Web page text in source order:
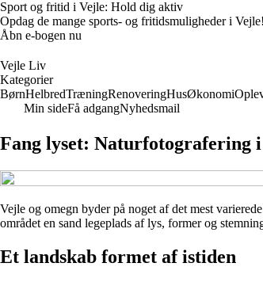
Sport og fritid i Vejle: Hold dig aktiv
Opdag de mange sports- og fritidsmuligheder i
Åbn e-bogen nu
Vejle Liv
Kategorier
BørnHelbredTræningRenoveringHusØkonomi
Min sideFå adgangNyhedsmail
Fang lyset: Naturfotografering
Vejle og omegn byder på noget af det mest
området en sand legeplads af lys, former og
Et landskab formet af istiden